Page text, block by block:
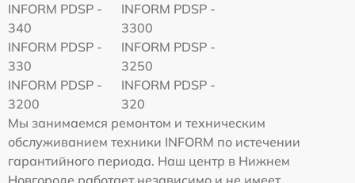
INFORM PDSP -
340
INFORM PDSP -
3300
INFORM PDSP -
330
INFORM PDSP -
3250
INFORM PDSP -
3200
INFORM PDSP -
320
Мы занимаемся ремонтом и техническим
обслуживанием техники INFORM по истечении
гарантийного периода. Наш центр в Нижнем
Новгороде работает независимо и не имеет